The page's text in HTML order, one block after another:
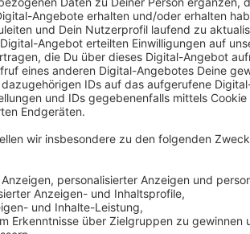
Wuppertal will sich mit Düsseldorf und
Folgekooperationsvertrag einigen.
Bauunternehmen für die Arbeiten
Veröffentlicht:Donnerstag, 27.10.2022 16:56
Anzeige